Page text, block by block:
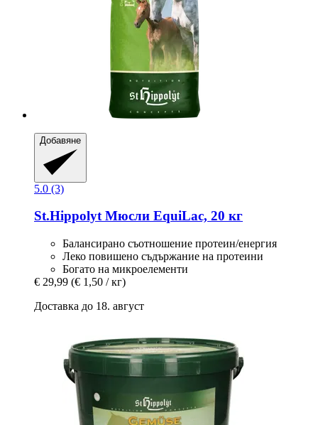
Добавяне
5.0 (3)
St.HippolytМюсли EquiLac, 20 кг
Балансирано съотношение протеин/енергия
Леко повишено съдържание на протеини
Богато на микроелементи
€ 29,99 (€ 1,50 / кг)
Доставка до 18. август